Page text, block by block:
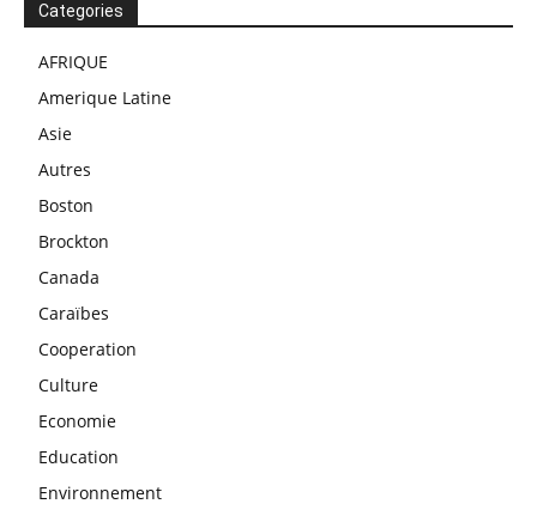
Categories
AFRIQUE
Amerique Latine
Asie
Autres
Boston
Brockton
Canada
Caraïbes
Cooperation
Culture
Economie
Education
Environnement